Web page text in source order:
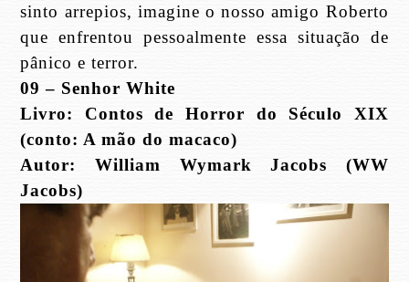
sinto arrepios, imagine o nosso amigo Roberto
que enfrentou pessoalmente essa situação de
pânico e terror.
09 – Senhor White
Livro: Contos de Horror do Século XIX
(conto: A mão do macaco)
Autor: William Wymark Jacobs (WW
Jacobs)